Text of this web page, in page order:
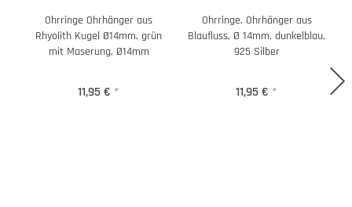
Ohrringe Ohrhänger aus
Rhyolith Kugel Ø14mm, grün
mit Maserung, Ø14mm
11,95 € *
Ohrringe, Ohrhänger aus
Blaufluss, Ø 14mm, dunkelblau,
925 Silber
11,95 € *